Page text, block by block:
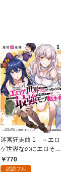
迷宮狂走曲 1 ～エロ
ゲ世界なのにエロそっ
ちのけでひたすら最強
を目指すモブ転生者～
770
試読フル